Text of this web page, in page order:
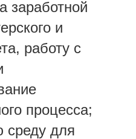
заработной
и
работу с
процесса;
среду для